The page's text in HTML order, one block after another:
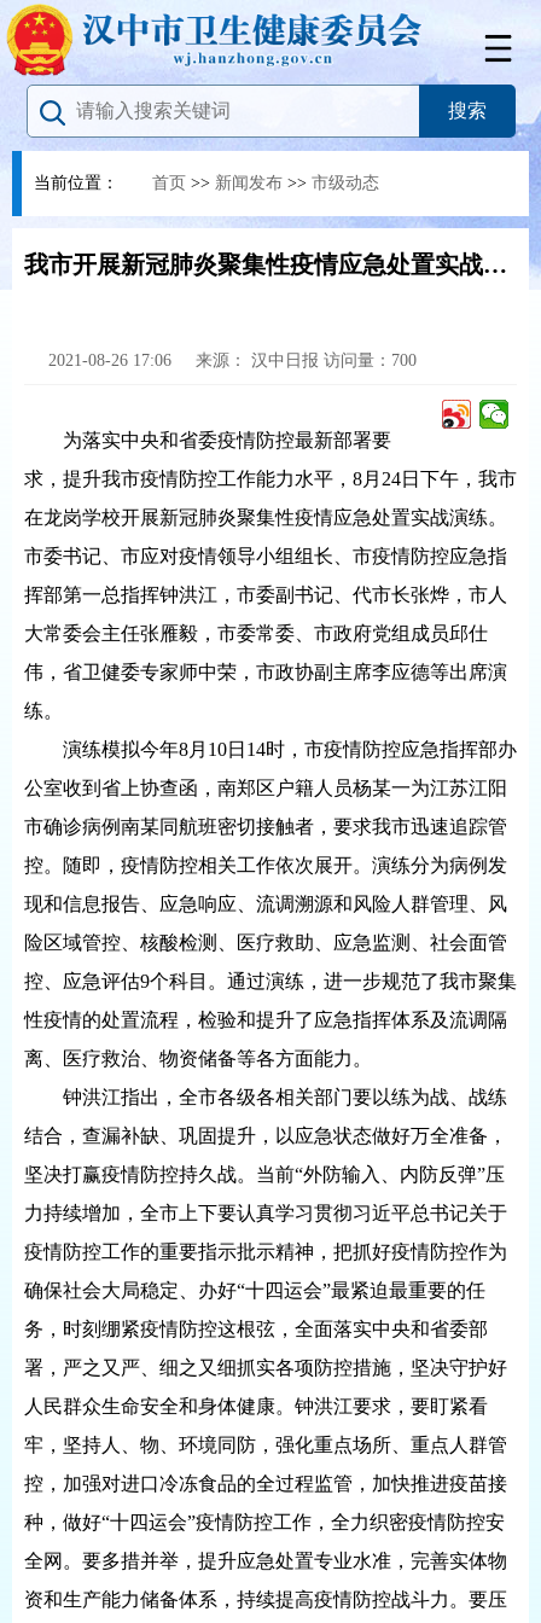
当前位置： 首页 >> 新闻发布 >> 市级动态
我市开展新冠肺炎聚集性疫情应急处置实战演练
2021-08-26 17:06 来源： 汉中日报 访问量： 700
为落实中央和省委疫情防控最新部署要
求，提升我市疫情防控工作能力水平，8月24日下午，我市
在龙岗学校开展新冠肺炎聚集性疫情应急处置实战演练。
市委书记、市应对疫情领导小组组长、市疫情防控应急指
挥部第一总指挥钟洪江，市委副书记、代市长张烨，市人
大常委会主任张雁毅，市委常委、市政府党组成员邱仕
伟，省卫健委专家师中荣，市政协副主席李应德等出席演
练。
演练模拟今年8月10日14时，市疫情防控应急指挥部办
公室收到省上协查函，南郑区户籍人员杨某一为江苏江阳
市确诊病例南某同航班密切接触者，要求我市迅速追踪管
控。随即，疫情防控相关工作依次展开。演练分为病例发
现和信息报告、应急响应、流调溯源和风险人群管理、风
险区域管控、核酸检测、医疗救助、应急监测、社会面管
控、应急评估9个科目。通过演练，进一步规范了我市聚集
性疫情的处置流程，检验和提升了应急指挥体系及流调隔
离、医疗救治、物资储备等各方面能力。
钟洪江指出，全市各级各相关部门要以练为战、战练
结合，查漏补缺、巩固提升，以应急状态做好万全准备，
坚决打赢疫情防控持久战。当前“外防输入、内防反弹”压
力持续增加，全市上下要认真学习贯彻习近平总书记关于
疫情防控工作的重要指示批示精神，把抓好疫情防控作为
确保社会大局稳定、办好“十四运会”最紧迫最重要的任
务，时刻绷紧疫情防控这根弦，全面落实中央和省委部
署，严之又严、细之又细抓实各项防控措施，坚决守护好
人民群众生命安全和身体健康。钟洪江要求，要盯紧看
牢，坚持人、物、环境同防，强化重点场所、重点人群管
控，加强对进口冷冻食品的全过程监管，加快推进疫苗接
种，做好“十四运会”疫情防控工作，全力织密疫情防控安
全网。要多措并举，提升应急处置专业水准，完善实体物
资和生产能力储备体系，持续提高疫情防控战斗力。要压